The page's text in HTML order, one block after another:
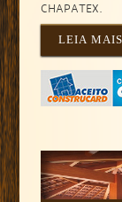
CHAPATEX.
LEIA MAIS